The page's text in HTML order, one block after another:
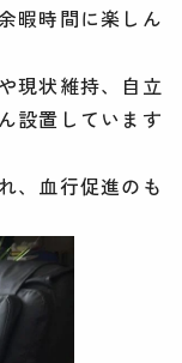
暇時間に楽しん
現状維持、自立
設置しています
、血行促進のも